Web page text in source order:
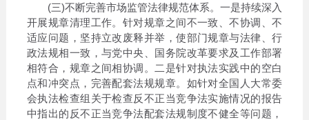
(三)不断完善市场监管法律规范体系。一是持续深入
开展规章清理工作。针对规章之间不一致、不协调、不
适应问题，坚持立改废释并举，使部门规章与法律、行
政法规相一致，与党中央、国务院改革要求及工作部署
相符合，规章之间相协调。二是针对执法实践中的空白
点和冲突点，完善配套法规规章。如针对全国人大常委
会执法检查组关于检查反不正当竞争法实施情况的报告
中指出的反不正当竞争法配套法规制度不健全等问题，